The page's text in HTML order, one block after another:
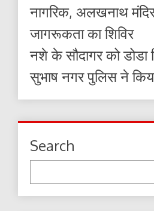
नागरिक, अलखनाथ
जागरूकता का शिविर
नशे के सौदागर को डोडा
सुभाष नगर पुलिस ने
Search